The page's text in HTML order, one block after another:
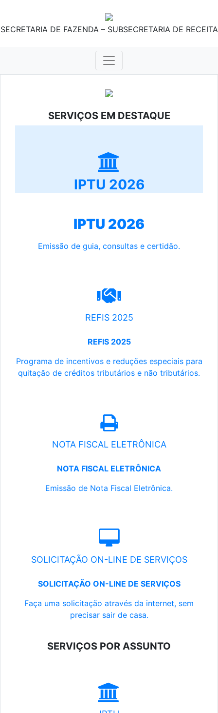
SECRETARIA DE FAZENDA – SUBSECRETARIA DE RECEITA
SERVIÇOS EM DESTAQUE
IPTU 2026
IPTU 2026
Emissão de guia, consultas e certidão.
REFIS 2025
REFIS 2025
Programa de incentivos e reduções especiais para
quitação de créditos tributários e não tributários.
NOTA FISCAL ELETRÔNICA
NOTA FISCAL ELETRÔNICA
Emissão de Nota Fiscal Eletrônica.
SOLICITAÇÃO ON-LINE DE SERVIÇOS
SOLICITAÇÃO ON-LINE DE SERVIÇOS
Faça uma solicitação através da internet, sem
precisar sair de casa.
SERVIÇOS POR ASSUNTO